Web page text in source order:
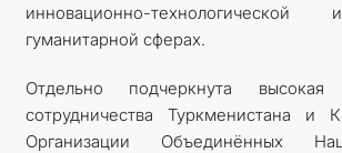
инновационно-
гуманитарной сферах.
Отдельно подчеркнута высокая
сотрудничества Туркменистана и
Организации Объединённых